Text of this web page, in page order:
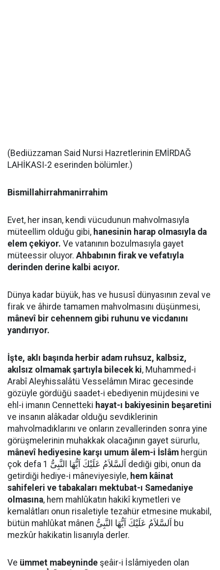
(Bediüzzaman Said Nursi Hazretlerinin EMİRDAĞ
LAHİKASI-2 eserinden bölümler.)
Bismillahirrahmanirrahim
Evet, her insan, kendi vücudunun mahvolmasıyla
müteellim olduğu gibi, hanesinin harap olmasıyla da
elem çekiyor. Ve vatanının bozulmasıyla gayet
müteessir oluyor. Ahbabının firak ve vefatıyla
derinden derine kalbi acıyor.
Dünya kadar büyük, has ve hususî dünyasının zeval ve
firak ve âhirde tamamen mahvolmasını düşünmesi,
mânevî bir cehennem gibi ruhunu ve vicdanını
yandırıyor.
İşte, aklı başında herbir adam ruhsuz, kalbsiz,
akılsız olmamak şartıyla bilecek ki, Muhammed-i
Arabî Aleyhissalâtü Vesselâmın Mirac gecesinde
gözüyle gördüğü saadet-i ebediyenin müjdesini ve
ehl-i imanın Cennetteki hayat-ı bakiyesinin beşaretini
ve insanın alâkadar olduğu sevdiklerinin
mahvolmadıklarını ve onların zevallerinden sonra yine
görüşmelerinin muhakkak olacağının gayet sürurlu,
mânevî hediyesine karşı umum âlem-i İslâm hergün
çok defa اَلسَّلاَمُ عَلَيْكَ اَيُّهَا النَّبِىُّ 1 dediği gibi, onun da
getirdiği hediye-i mâneviyesiyle, hem kâinat
sahifeleri ve tabakaları mektubat-ı Samedaniye
olmasına, hem mahlûkatın hakikî kıymetleri ve
kemalâtları onun risaletiyle tezahür etmesine mukabil,
bütün mahlûkat mânen اَلسَّلاَمُ عَلَيْكَ اَيُّهَا النَّبِىُّ bu
mezkûr hakikatin lisanıyla derler.
Ve ümmet mabeyninde şeâir-i İslâmiyeden olan